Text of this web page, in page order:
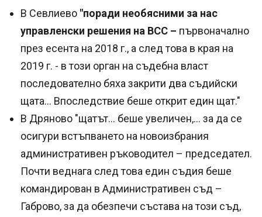
В Севлиево "поради необясними за нас
управленски решения на ВСС – първоначално
през есента на 2018 г., а след това в края на
2019 г. - в този орган на съдебна власт
последователно бяха закрити два съдийски
щата... Впоследствие беше открит един щат."
В Дряново "щатът... беше увеличен,... за да се
осигури встъпването на новоизбрания
административен ръководител – председател.
Почти веднага след това един съдия беше
командирован в Административен съд –
Габрово, за да обезпечи състава на този съд,